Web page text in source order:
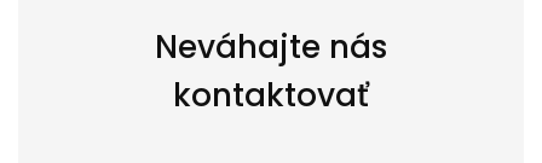
Neváhajte nás
kontaktovať